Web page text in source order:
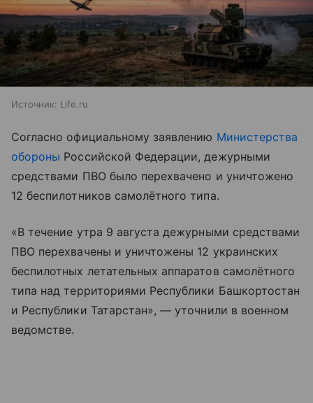
Источник: Life.ru
Согласно официальному заявлению Министерства
обороны Российской Федерации, дежурными
средствами ПВО было перехвачено и уничтожено
12 беспилотников самолётного типа.
«В течение утра 9 августа дежурными средствами
ПВО перехвачены и уничтожены 12 украинских
беспилотных летательных аппаратов самолётного
типа над территориями Республики Башкортостан
и Республики Татарстан», — уточнили в военном
ведомстве.